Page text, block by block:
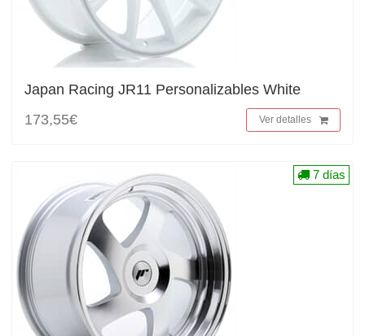
Japan Racing JR11 Personalizables White
173,55€
Ver detalles
7 días